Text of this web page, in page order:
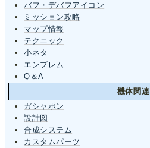
バフ・デバフアイコン
ミッション攻略
マップ情報
テクニック
小ネタ
エンブレム
Q＆A
機体関連
ガシャポン
設計図
合成システム
カスタムパーツ